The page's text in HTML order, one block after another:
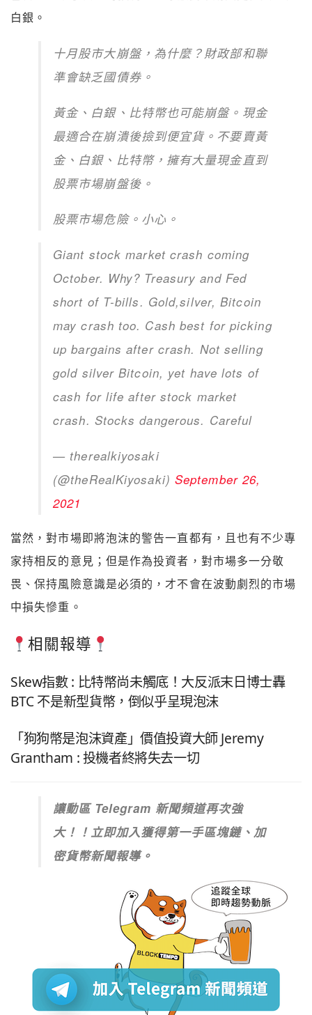
白銀。
十月股市大崩盤，為什麼？財政部和聯
準會缺乏國債券。
黃金、白銀、比特幣也可能崩盤。現金
最適合在崩潰後撿到便宜貨。不要賣黃
金、白銀、比特幣，擁有大量現金直到
股票市場崩盤後。
股票市場危險。小心。
Giant stock market crash coming
October. Why? Treasury and Fed
short of T-bills. Gold,silver, Bitcoin
may crash too. Cash best for picking
up bargains after crash. Not selling
gold silver Bitcoin, yet have lots of
cash for life after stock market
crash. Stocks dangerous. Careful
— therealkiyosaki
(@theRealKiyosaki) September 26,
2021
當然，對市場即將泡沫的警告一直都有，且也有不少專
家持相反的意見；但是作為投資者，對市場多一分敬
畏、保持風險意識是必須的，才不會在波動劇烈的市場
中損失慘重。
相關報導
Skew指數 : 比特幣尚未觸底！大反派末日博士轟
BTC 不是新型貨幣，倒似乎呈現泡沫
「狗狗幣是泡沫資產」價值投資大師 Jeremy
Grantham : 投機者終將失去一切
讓動區 Telegram 新聞頻道再次強
大！！立即加入獲得第一手區塊鏈、加
密貨幣新聞報導。